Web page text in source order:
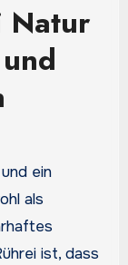
Natur
als
ist, dass